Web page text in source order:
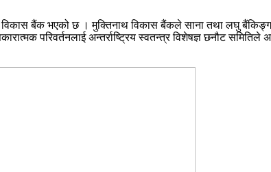
विकास बैंक भएको छ । मुक्तिनाथ विकास बैंकले साना तथा लघु
परिवर्तनलाई अन्तर्राष्ट्रिय स्वतन्त्र विशेषज्ञ छनौट समितिले